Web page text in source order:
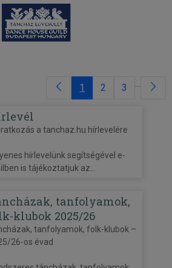
1 2 3 ...
a tanchaz.hu hírlevelére
hírlevelünk segítségével e-
is tájékoztatjuk az...
tanfolyamok,
klubok 2025/26
tanfolyamok, folk-klubok –
26-os évad